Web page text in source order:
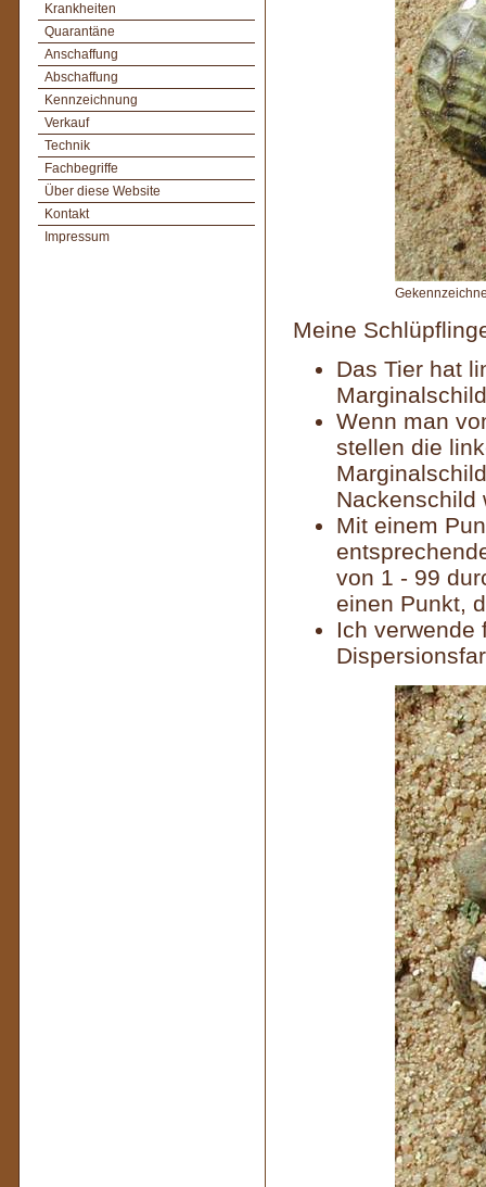
Krankheiten
Quarantäne
Anschaffung
Abschaffung
Kennzeichnung
Verkauf
Technik
Fachbegriffe
Über diese Website
Kontakt
Impressum
Meine
Das Tier hat
Wenn man
stellen die
Nackenschild
Mit einem
von 1 - 99
einen Punkt,
Ich verwende